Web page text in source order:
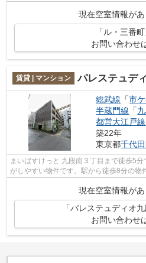
現在空室情報があ
「ル・三番
お問い合わせ
賃貸 | マンション パレステュデ
総武線 「市
半蔵門線 「
都営大江戸線
築22年
東京都千代
まいばすけっと 九段南３丁目まで徒歩5
がしやすい物件です。駅から徒歩8分の物
地です。2駅利用できる立地となってい...
現在空室情報があ
「パレステュディオ
お問い合わせ